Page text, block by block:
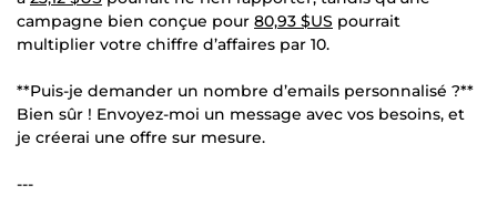
campagne bien conçue pour 80,93 $US pourrait
multiplier votre chiffre d’affaires par 10.
**Puis-je demander un nombre d’emails personnalisé ?**
Bien sûr ! Envoyez-moi un message avec vos besoins, et
je créerai une offre sur mesure.
---